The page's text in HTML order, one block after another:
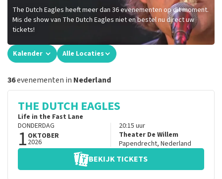
The Dutch Eagles heeft meer dan 36 evenementen op dit moment.
Mis de show van The Dutch Eagles niet en bestel nu direct uw
tickets!
Kalender Alle Locaties
36evenementen in Nederland
THE DUTCH EAGLES
Life in the Fast Lane
DONDERDAG
1 OKTOBER
2026
20:15 uur
Theater De Willem
Papendrecht, Nederland
BEKIJK TICKETS